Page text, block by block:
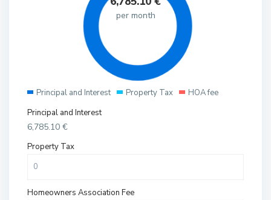
per month
Principal and Interest Property Tax
HOA fee
Principal and Interest
6,785.10 €
Property Tax
Homeowners Association Fee